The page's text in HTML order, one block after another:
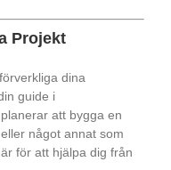
Projekt
dina
guide i
att bygga en
något annat som
för att hjälpa dig från